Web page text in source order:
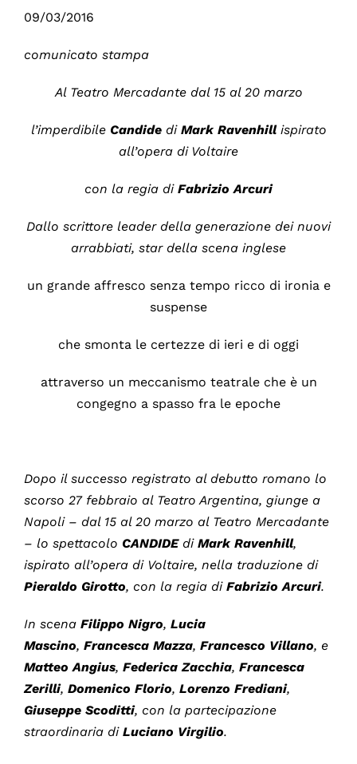
09/03/2016
comunicato stampa
Al Teatro Mercadante dal 15 al 20 marzo
l’imperdibile Candidedi Mark Ravenhill ispirato
all’opera di Voltaire
con la regia di Fabrizio Arcuri
Dallo scrittore leader della generazione dei nuovi
arrabbiati, star della scena inglese
un grande affresco senza tempo ricco di ironia e
suspense
che smonta le certezze di ieri e di oggi
attraverso un meccanismo teatrale che è un
congegno a spasso fra le epoche
Dopo il successo registrato al debutto romano lo
scorso 27 febbraio al Teatro Argentina, giunge a
Napoli – dal 15 al 20 marzo al Teatro Mercadante
– lo spettacolo CANDIDEdi Mark Ravenhill,
ispirato all’opera di Voltaire, nella traduzione di
Pieraldo Girotto, con la regia di Fabrizio Arcuri.
In scena Filippo Nigro, Lucia
Mascino, Francesca Mazza, Francesco Villano, e
Matteo Angius, Federica Zacchia, Francesca
Zerilli, Domenico Florio, Lorenzo Frediani,
Giuseppe Scoditti, con la partecipazione
straordinaria di Luciano Virgilio.